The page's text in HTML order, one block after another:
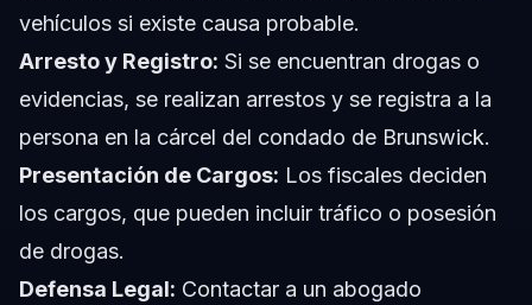
vehículos si existe causa probable.
Arresto y Registro: Si se encuentran drogas o
evidencias, se realizan arrestos y se registra a la
persona en la cárcel del condado de Brunswick.
Presentación de Cargos: Los fiscales deciden
los cargos, que pueden incluir tráfico o posesión
de drogas.
Defensa Legal: Contactar a un abogado